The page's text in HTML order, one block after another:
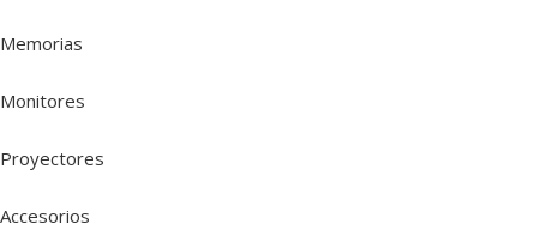
Memorias
Monitores
Proyectores
Accesorios